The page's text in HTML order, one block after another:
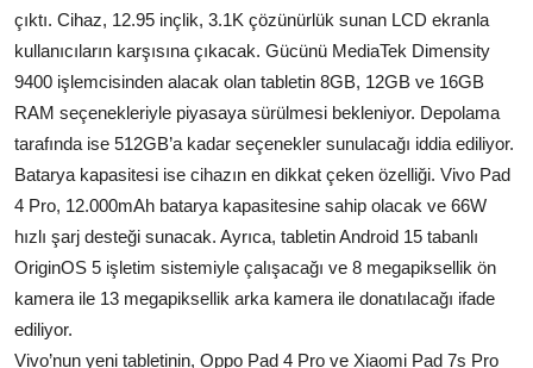
çıktı. Cihaz, 12.95 inçlik, 3.1K çözünürlük sunan LCD ekranla
kullanıcıların karşısına çıkacak. Gücünü MediaTek Dimensity
9400 işlemcisinden alacak olan tabletin 8GB, 12GB ve 16GB
RAM seçenekleriyle piyasaya sürülmesi bekleniyor. Depolama
tarafında ise 512GB’a kadar seçenekler sunulacağı iddia ediliyor.
Batarya kapasitesi ise cihazın en dikkat çeken özelliği. Vivo Pad
4 Pro, 12.000mAh batarya kapasitesine sahip olacak ve 66W
hızlı şarj desteği sunacak. Ayrıca, tabletin Android 15 tabanlı
OriginOS 5 işletim sistemiyle çalışacağı ve 8 megapiksellik ön
kamera ile 13 megapiksellik arka kamera ile donatılacağı ifade
ediliyor.
Vivo’nun yeni tabletinin, Oppo Pad 4 Pro ve Xiaomi Pad 7s Pro